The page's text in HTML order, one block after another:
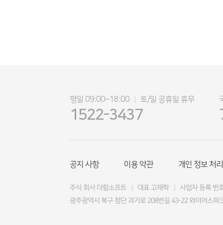
평일 09:00~18:00 토/일 공휴일 휴무
1522-3437
공지 사항 이용 약관 개인 정보 처
주식 회사 더함소프트 대표 고재학 사업자 등록 번
광주광역시 북구 첨단 과기로 208번길 43-22 와이어스파